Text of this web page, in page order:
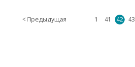
< Предыдущая 1 41 42 43